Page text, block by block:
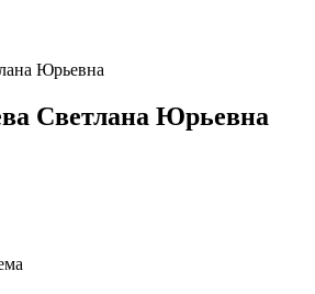
Юрьевна
Светлана Юрьевна